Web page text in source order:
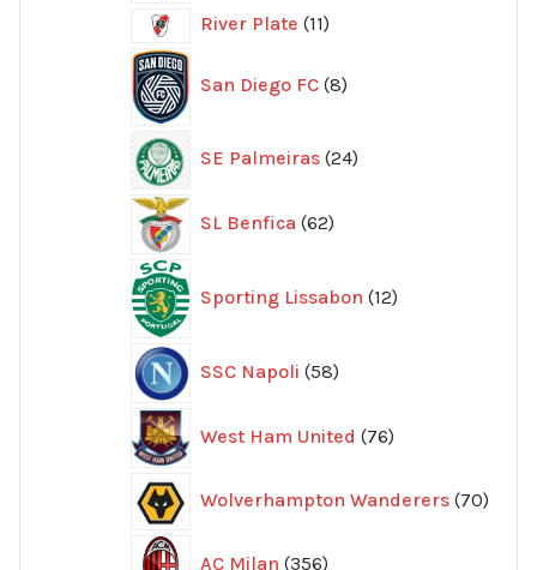
River Plate 1111
San Diego FC 8produkter
SE Palmeiras 24
produkter
SL Benfica 62
produkter
Sporting Lissabon 12produkter
SSC Napoli 58
produkter
West Ham United 76
produkter
Wolverhampton Wanderers 70
AC Milan 356